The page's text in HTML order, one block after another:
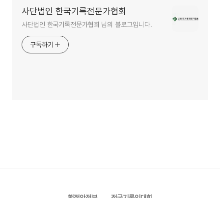
사단법인 한국기록전문가협회
사단법인 한국기록전문가협회 님의 블로그입니다.
구독하기